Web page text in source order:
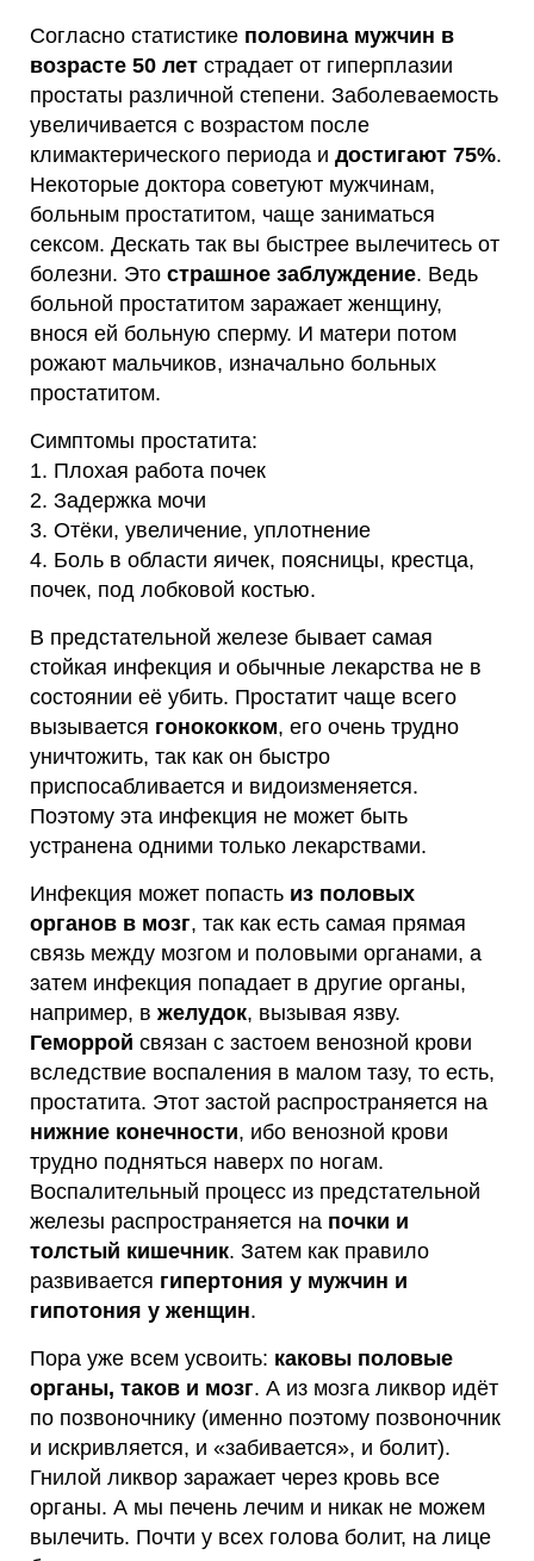
Согласно статистике половина мужчин в
возрасте 50 лет страдает от гиперплазии
простаты различной степени. Заболеваемость
увеличивается с возрастом после
климактерического периода и достигают 75%.
Некоторые доктора советуют мужчинам,
больным простатитом, чаще заниматься
сексом. Дескать так вы быстрее вылечитесь от
болезни. Это страшное заблуждение. Ведь
больной простатитом заражает женщину,
внося ей больную сперму. И матери потом
рожают мальчиков, изначально больных
простатитом.
Симптомы простатита:
1. Плохая работа почек
2. Задержка мочи
3. Отёки, увеличение, уплотнение
4. Боль в области яичек, поясницы, крестца,
почек, под лобковой костью.
В предстательной железе бывает самая
стойкая инфекция и обычные лекарства не в
состоянии её убить. Простатит чаще всего
вызывается гонококком, его очень трудно
уничтожить, так как он быстро
приспосабливается и видоизменяется.
Поэтому эта инфекция не может быть
устранена одними только лекарствами.
Инфекция может попасть из половых
органов в мозг, так как есть самая прямая
связь между мозгом и половыми органами, а
затем инфекция попадает в другие органы,
например, в желудок, вызывая язву.
Геморрой связан с застоем венозной крови
вследствие воспаления в малом тазу, то есть,
простатита. Этот застой распространяется на
нижние конечности, ибо венозной крови
трудно подняться наверх по ногам.
Воспалительный процесс из предстательной
железы распространяется на почки и
толстый кишечник. Затем как правило
развивается гипертония у мужчин и
гипотония у женщин.
Пора уже всем усвоить: каковы половые
органы, таков и мозг. А из мозга ликвор идёт
по позвоночнику (именно поэтому позвоночник
и искривляется, и «забивается», и болит).
Гнилой ликвор заражает через кровь все
органы. А мы печень лечим и никак не можем
вылечить. Почти у всех голова болит, на лице